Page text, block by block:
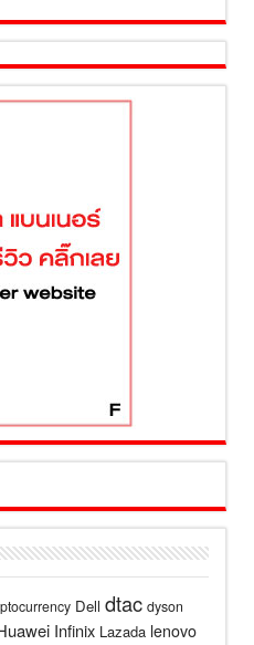
Dell dtac dyson
Infinix Lazada lenovo